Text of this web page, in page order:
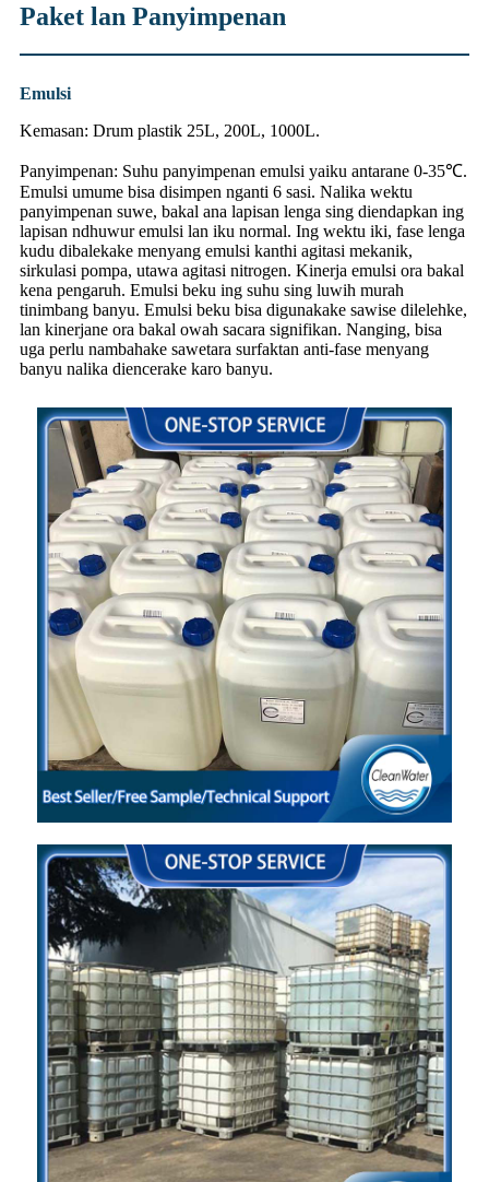
Paket lan Panyimpenan
Emulsi
Kemasan: Drum plastik 25L, 200L, 1000L.
Panyimpenan: Suhu panyimpenan emulsi yaiku antarane 0-35℃.
Emulsi umume bisa disimpen nganti 6 sasi. Nalika wektu
panyimpenan suwe, bakal ana lapisan lenga sing diendapkan ing
lapisan ndhuwur emulsi lan iku normal. Ing wektu iki, fase lenga
kudu dibalekake menyang emulsi kanthi agitasi mekanik,
sirkulasi pompa, utawa agitasi nitrogen. Kinerja emulsi ora bakal
kena pengaruh. Emulsi beku ing suhu sing luwih murah
tinimbang banyu. Emulsi beku bisa digunakake sawise dilelehke,
lan kinerjane ora bakal owah sacara signifikan. Nanging, bisa
uga perlu nambahake sawetara surfaktan anti-fase menyang
banyu nalika diencerake karo banyu.